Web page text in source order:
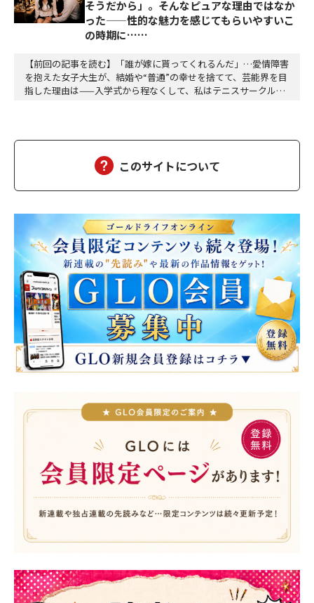
そうだから」。そんなピュアな理由ではなか
った——性的な魅力を感じてもらいやすいこ
の時期に……
【前回の記事を読む】「誰が嫁に貰ってくれるんだ」…愛情障害
を抱えた女子大生が、結婚や“普通”の幸せを捨てて、芸能界を目
指した理由は——入学式から程なくして、私はテニスサークルに
は打算的なものだ。そのサークルのSNSをリサーチ…
このサイトについて